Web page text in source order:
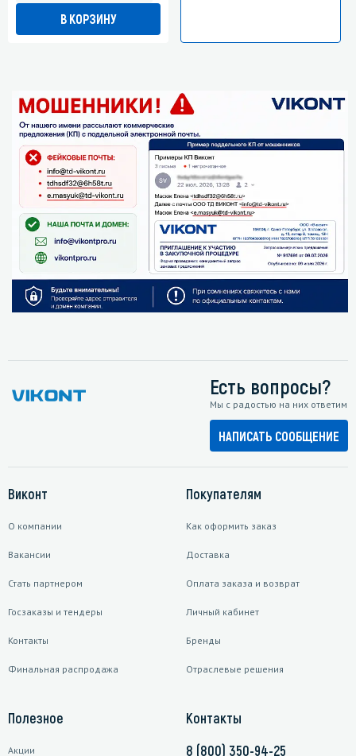
В КОРЗИНУ
Есть вопросы?
Мы с радостью на них ответим
НАПИСАТЬ СООБЩЕНИЕ
Виконт
О компании
Вакансии
Стать партнером
Госзаказы и тендеры
Контакты
Финальная распродажа
Покупателям
Как оформить заказ
Доставка
Оплата заказа и возврат
Личный кабинет
Бренды
Отраслевые решения
Полезное
Акции
Контакты
8 (800) 350-94-25